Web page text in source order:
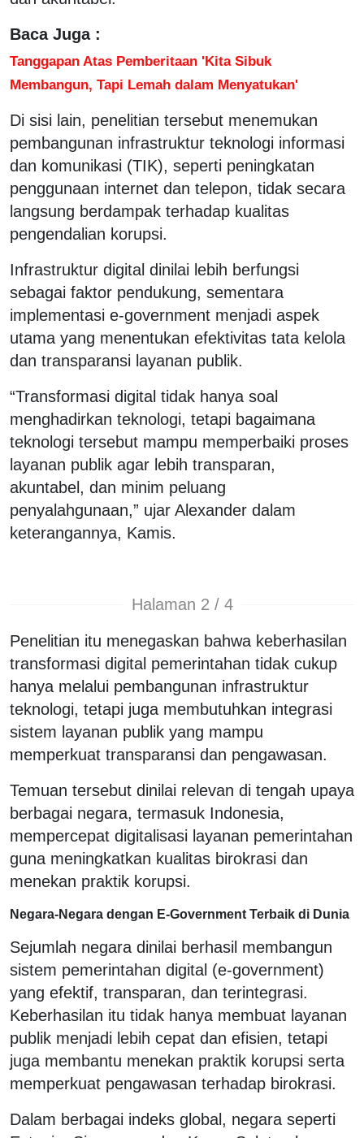
Baca Juga :
Tanggapan Atas Pemberitaan 'Kita Sibuk
Membangun, Tapi Lemah dalam Menyatukan'
Di sisi lain, penelitian tersebut menemukan
pembangunan infrastruktur teknologi informasi
dan komunikasi (TIK), seperti peningkatan
penggunaan internet dan telepon, tidak secara
langsung berdampak terhadap kualitas
pengendalian korupsi.
Infrastruktur digital dinilai lebih berfungsi
sebagai faktor pendukung, sementara
implementasi e-government menjadi aspek
utama yang menentukan efektivitas tata kelola
dan transparansi layanan publik.
“Transformasi digital tidak hanya soal
menghadirkan teknologi, tetapi bagaimana
teknologi tersebut mampu memperbaiki proses
layanan publik agar lebih transparan,
akuntabel, dan minim peluang
penyalahgunaan,” ujar Alexander dalam
keterangannya, Kamis.
Halaman 2 / 4
Penelitian itu menegaskan bahwa keberhasilan
transformasi digital pemerintahan tidak cukup
hanya melalui pembangunan infrastruktur
teknologi, tetapi juga membutuhkan integrasi
sistem layanan publik yang mampu
memperkuat transparansi dan pengawasan.
Temuan tersebut dinilai relevan di tengah upaya
berbagai negara, termasuk Indonesia,
mempercepat digitalisasi layanan pemerintahan
guna meningkatkan kualitas birokrasi dan
menekan praktik korupsi.
Negara-Negara dengan E-Government Terbaik di Dunia
Sejumlah negara dinilai berhasil membangun
sistem pemerintahan digital (e-government)
yang efektif, transparan, dan terintegrasi.
Keberhasilan itu tidak hanya membuat layanan
publik menjadi lebih cepat dan efisien, tetapi
juga membantu menekan praktik korupsi serta
memperkuat pengawasan terhadap birokrasi.
Dalam berbagai indeks global, negara seperti